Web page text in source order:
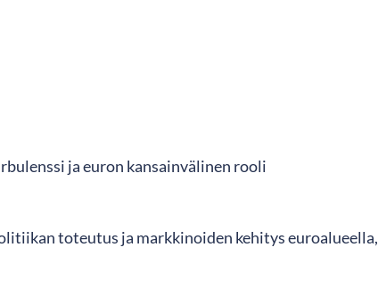
ja euron kansainvälinen rooli
toteutus ja markkinoiden kehitys euroalueella,